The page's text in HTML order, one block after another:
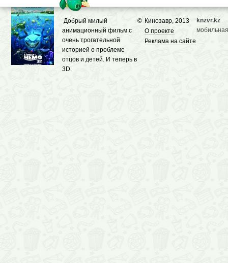
© Кинозавр, 2013
О проекте
Реклама на сайте
Добрый милый
анимационный фильм с
очень трогательной
историей о проблеме
отцов и детей. И теперь в
3D.
knzvr.kz